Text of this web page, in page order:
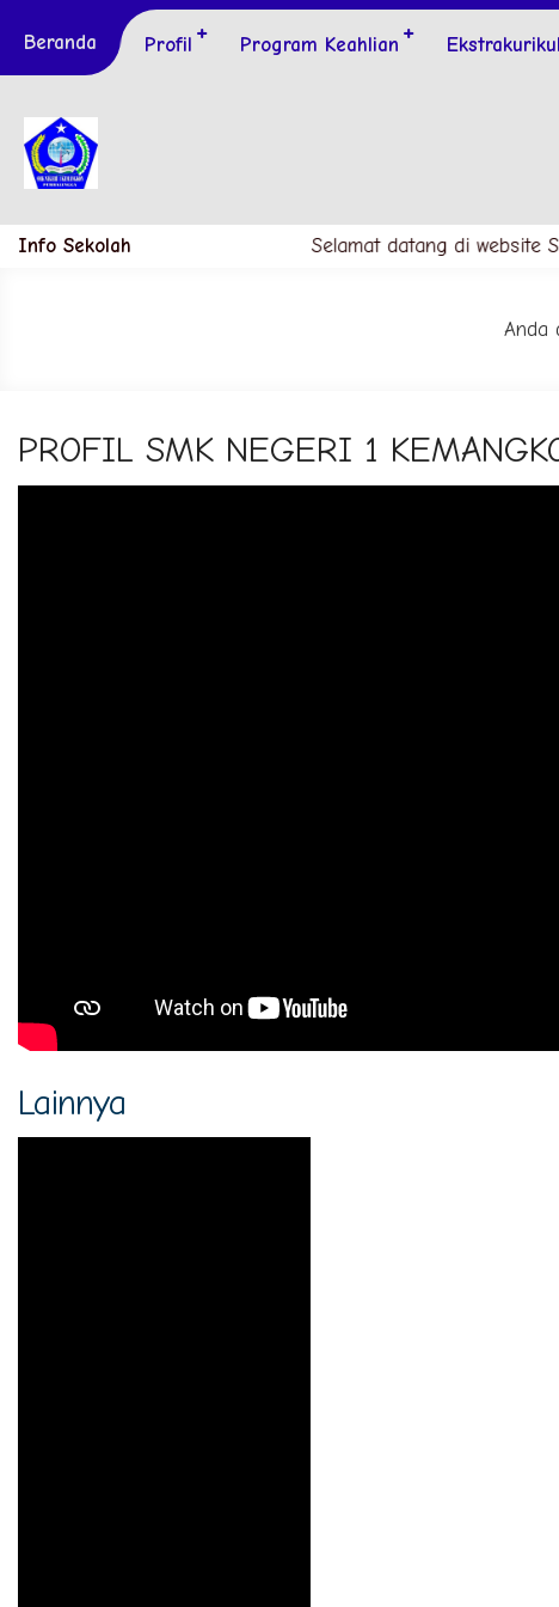
Beranda Profil Program Keahlian
Info Sekolah Selamat datang di website
Anda
PROFIL SMK NEGERI 1
Lainnya